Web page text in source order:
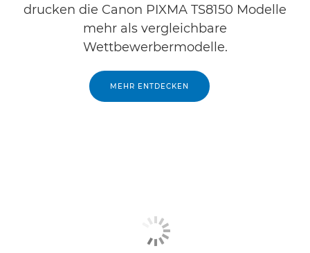
drucken die Canon PIXMA TS8150 Modelle
mehr als vergleichbare
Wettbewerbermodelle.
MEHR ENTDECKEN